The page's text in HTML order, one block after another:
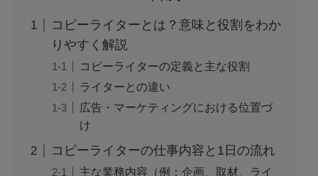
コピーライターとは？意味と役割をわか
りやすく解説
コピーライターの定義と主な役割
ライターとの違い
広告・マーケティングにおける位置づ
け
コピーライターの仕事内容と1日の流れ
主な業務内容（例：企画、取材、ライ